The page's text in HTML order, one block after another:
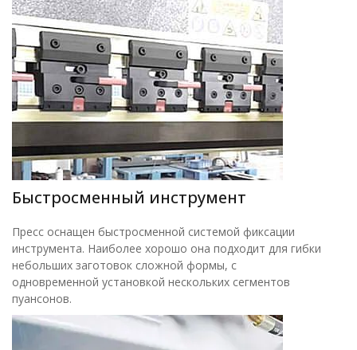
Быстросменный инструмент
Пресс оснащен быстросменной системой фиксации
инструмента. Наиболее хорошо она подходит для гибки
небольших заготовок сложной формы, с
одновременной установкой нескольких сегментов
пуансонов.